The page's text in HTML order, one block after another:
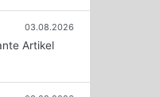
03.08.2026
Artikel